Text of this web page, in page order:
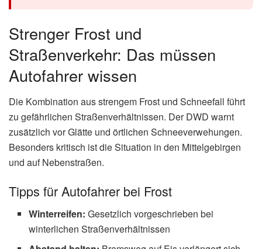
von Erfrierungen, da sie lebensbedrohlich sein kann.
Sofortmaßnahmen bei Unterkühlung
Notruf 112 wählen
Person an einen warmen, windgeschützten Ort
bringen
Nasse Kleidung entfernen und in Decken wickeln
KEINE aktive Wärme durch Reiben, Wärmflaschen
Bei Bewusstsein: Warme, gezuckerte Getränke
(keinen Alkohol!)
Bei Bewusstlosigkeit: Stabile Seitenlage, ggf.
Herzdruckmassage